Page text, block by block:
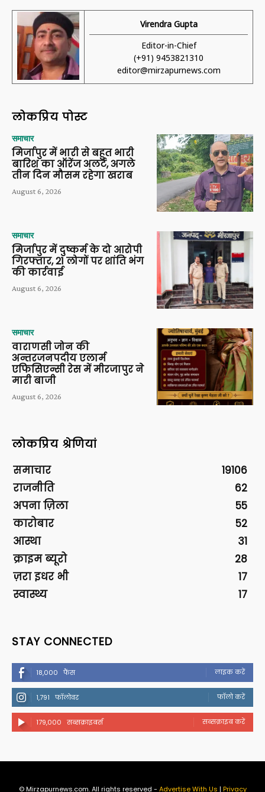
Virendra Gupta
Editor-in-Chief
(+91) 9453821310
editor@mirzapurnews.com
लोकप्रिय पोस्ट
समाचार
मिर्जापुर में भारी से बहुत भारी
बारिश का ऑरेंज अलर्ट, अगले
तीन दिन मौसम रहेगा खराब
August 6, 2026
समाचार
मिर्जापुर में दुष्कर्म के दो आरोपी
गिरफ्तार, 21 लोगों पर शांति भंग
की कार्रवाई
August 6, 2026
समाचार
वाराणसी जोन की
अन्तरजनपदीय एलार्म
एफिसिएन्सी रेस में मीरजापुर ने
मारी बाजी
August 6, 2026
लोकप्रिय श्रेणियां
समाचार
19106
राजनीति
62
अपना ज़िला
55
कारोबार
52
आस्था
31
क्राइम ब्यूरो
28
ज़रा इधर भी
17
स्वास्थ्य
17
STAY CONNECTED
18,000 फैंस लाइक करें
1,791 फॉलोवर फॉलो करें
179,000 सब्सक्राइबर्स सब्सक्राइब करें
© Mirzapurnews.com. All rights reserved - Advertise With Us | Privacy